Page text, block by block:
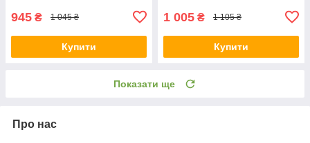
945 ₴ 1 045 ₴
Купити
1 005 ₴ 1 105 ₴
Купити
Показати ще
Про нас